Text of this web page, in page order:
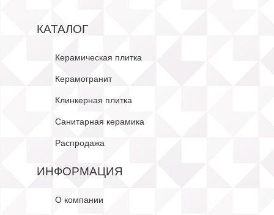
КАТАЛОГ
Керамическая плитка
Керамогранит
Клинкерная плитка
Санитарная керамика
Распродажа
ИНФОРМАЦИЯ
О компании